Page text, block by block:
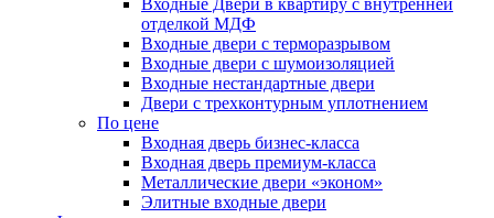
Входные Двери в квартиру с внутренней
отделкой МДФ
Входные двери с терморазрывом
Входные двери с шумоизоляцией
Входные нестандартные двери
Двери с трехконтурным уплотнением
По цене
Входная дверь бизнес-класса
Входная дверь премиум-класса
Металлические двери «эконом»
Элитные входные двери